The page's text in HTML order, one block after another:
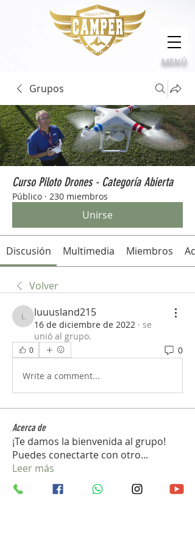
Calidad, compromiso e innovación
MENÚ
Grupos
Curso Piloto Drones - Categoría Abierta
Público · 230 miembros
Unirse
Discusión Multimedia Miembros
Volver
luuusland215
luuusland215
16 de diciembre de 2022 · se
unió al grupo.
0 0
Write a comment...
Acerca de
¡Te damos la bienvenida al grupo!
Puedes conectarte con otro...
Leer más